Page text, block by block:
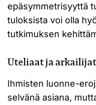
epäsymmetrisyyttä
tuloksista voi olla
tutkimuksen
Uteliaat ja
Ihmisten luonne-
selvänä asiana,